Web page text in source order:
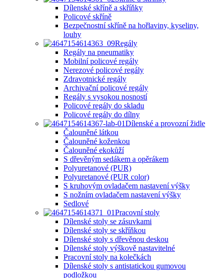
Dílenské skříně a skříňky
Policové skříně
Bezpečnostní skříně na hořlaviny, kyseliny,
louhy
Regály
Regály na pneumatiky
Mobilní policové regály
Nerezové policové regály
Zdravotnické regály
Archivační policové regály
Regály s vysokou nosností
Policové regály do skladu
Policové regály do dílny
Dílenské a provozní židle
Čalouněné látkou
Čalouněné koženkou
Čalouněné ekokůží
S dřevěným sedákem a opěrákem
Polyuretanové (PUR)
Polyuretanové (PUR color)
S kruhovým ovladačem nastavení výšky
S nožním ovladačem nastavení výšky
Sedlové
Pracovní stoly
Dílenské stoly se zásuvkami
Dílenské stoly se skříňkou
Dílenské stoly s dřevěnou deskou
Dílenské stoly výškově nastavitelné
Pracovní stoly na kolečkách
Dílenské stoly s antistatickou gumovou
podložkou